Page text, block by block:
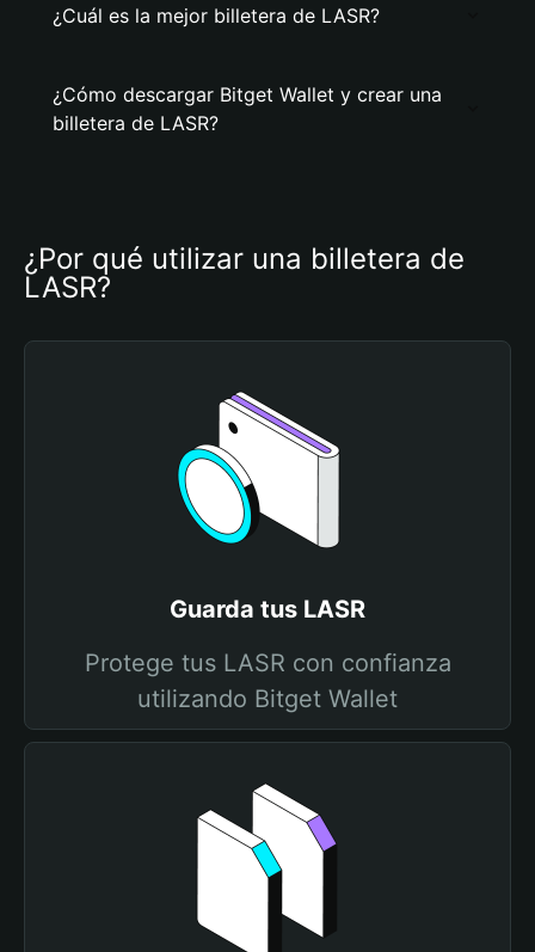
¿Cuál es la mejor billetera de LASR?
¿Cómo descargar Bitget Wallet y crear una
billetera de LASR?
¿Por qué utilizar una billetera de
LASR?
Guarda tus LASR
Protege tus LASR con confianza
utilizando Bitget Wallet